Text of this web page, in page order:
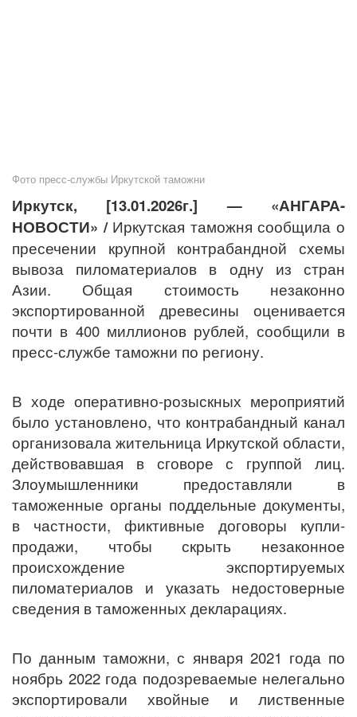
Фото пресс-службы Иркутской таможни
Иркутск, [13.01.2026г.] — «АНГАРА-
НОВОСТИ» /Иркутская таможня сообщила о
пресечении крупной контрабандной схемы
вывоза пиломатериалов в одну из стран
Азии. Общая стоимость незаконно
экспортированной древесины оценивается
почти в 400 миллионов рублей, сообщили в
пресс-службе таможни по региону.
В ходе оперативно-розыскных мероприятий
было установлено, что контрабандный канал
организовала жительница Иркутской области,
действовавшая в сговоре с группой лиц.
Злоумышленники предоставляли в
таможенные органы поддельные документы,
в частности, фиктивные договоры купли-
продажи, чтобы скрыть незаконное
происхождение экспортируемых
пиломатериалов и указать недостоверные
сведения в таможенных декларациях.
По данным таможни, с января 2021 года по
ноябрь 2022 года подозреваемые нелегально
экспортировали хвойные и лиственные